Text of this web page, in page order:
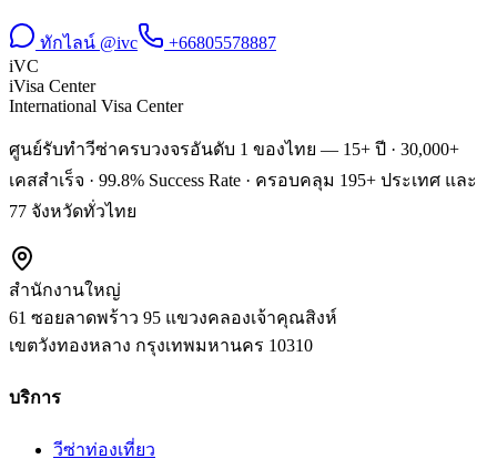
ทักไลน์ @ivc
+66805578887
iVC
iVisa Center
International Visa Center
ศูนย์รับทำวีซ่าครบวงจรอันดับ 1 ของไทย — 15+ ปี · 30,000+
เคสสำเร็จ · 99.8% Success Rate · ครอบคลุม 195+ ประเทศ และ
77 จังหวัดทั่วไทย
สำนักงานใหญ่
61 ซอยลาดพร้าว 95 แขวงคลองเจ้าคุณสิงห์
เขตวังทองหลาง กรุงเทพมหานคร 10310
บริการ
วีซ่าท่องเที่ยว